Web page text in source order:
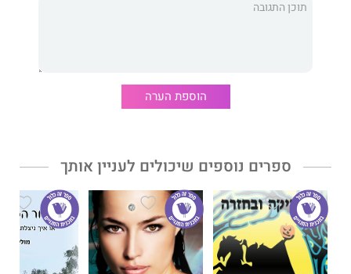
הוספת הערה
ספרים נוספים שיכולים לעניין אותך